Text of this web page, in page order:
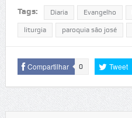
Tags: Diaria Evangelho
liturgia paroquia são josé
Compartilhar 0 Tweet